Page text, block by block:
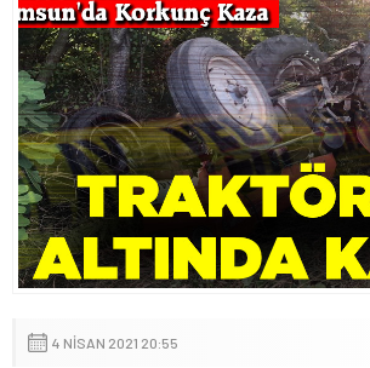
4 NISAN 2021 20:55